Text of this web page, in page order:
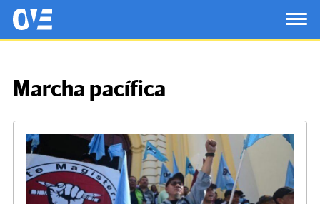
Saltar al contenido principal
OtrasVocesenEducacion.org
Marcha pacífica